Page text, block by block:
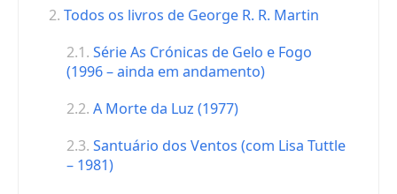
Todos os livros de George R. R. Martin
Série As Crónicas de Gelo e Fogo
(1996 – ainda em andamento)
A Morte da Luz (1977)
Santuário dos Ventos (com Lisa Tuttle
– 1981)